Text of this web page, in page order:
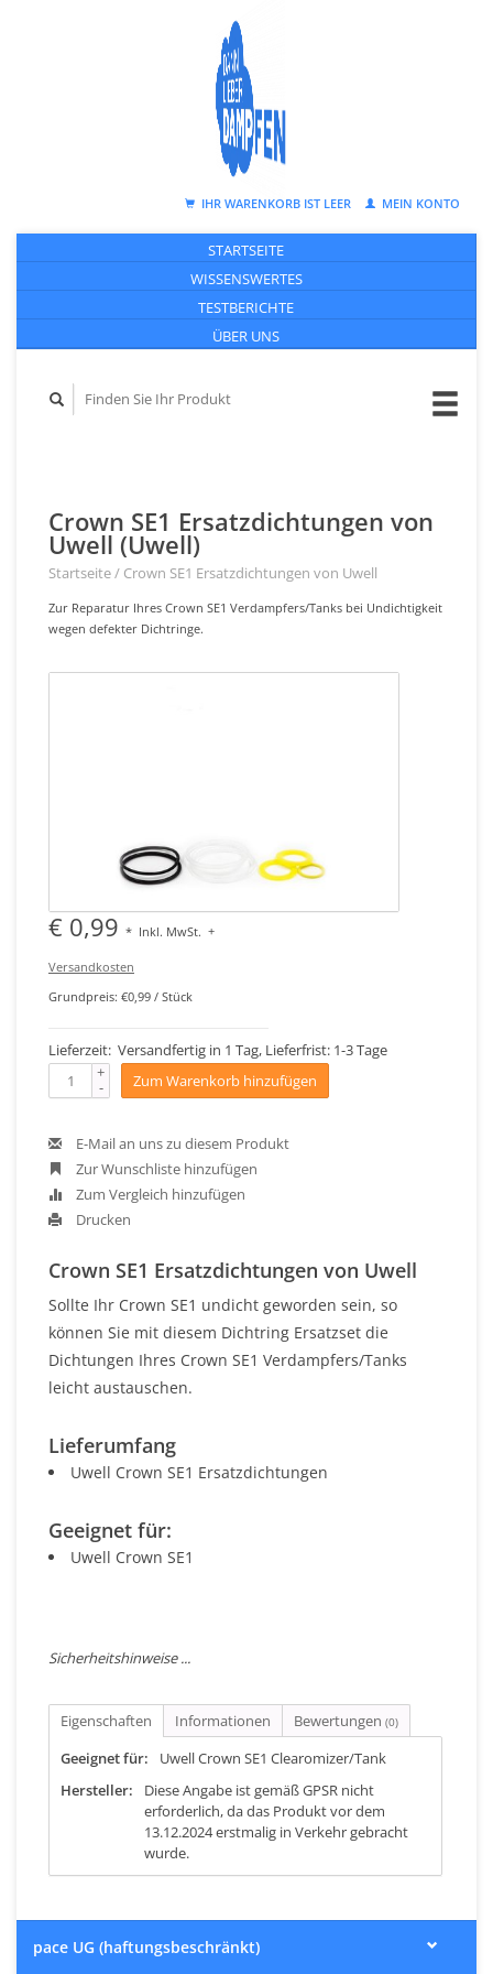
IHR WARENKORB IST LEER MEIN KONTO
STARTSEITE
WISSENSWERTES
TESTBERICHTE
ÜBER UNS
Crown SE1 Ersatzdichtungen von
Uwell (Uwell)
Startseite/ Crown SE1 Ersatzdichtungen von Uwell
Zur Reparatur Ihres Crown SE1 Verdampfers/Tanks bei Undichtigkeit
wegen defekter Dichtringe.
€ 0,99 * Inkl. MwSt. +
Versandkosten
Grundpreis: €0,99 / Stück
Lieferzeit: Versandfertig in 1 Tag, Lieferfrist: 1-3 Tage
+
- Zum Warenkorb hinzufügen
E-Mail an uns zu diesem Produkt
Zur Wunschliste hinzufügen
Zum Vergleich hinzufügen
Drucken
Crown SE1 Ersatzdichtungen von Uwell
Sollte Ihr Crown SE1 undicht geworden sein, so
können Sie mit diesem Dichtring Ersatzset die
Dichtungen Ihres Crown SE1 Verdampfers/Tanks
leicht austauschen.
Lieferumfang
Uwell Crown SE1 Ersatzdichtungen
Geeignet für:
Uwell Crown SE1
Sicherheitshinweise ...
Eigenschaften Informationen Bewertungen (0)
Geeignet für:
Uwell Crown SE1 Clearomizer/Tank
Hersteller:
Diese Angabe ist gemäß GPSR nicht
erforderlich, da das Produkt vor dem
13.12.2024 erstmalig in Verkehr gebracht
wurde.
pace UG (haftungsbeschränkt)